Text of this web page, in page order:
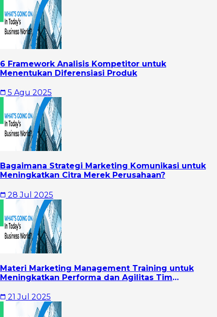
6 Framework Analisis Kompetitor untuk
Menentukan Diferensiasi Produk
5 Agu 2025
Bagaimana Strategi Marketing Komunikasi untuk
Meningkatkan Citra Merek Perusahaan?
28 Jul 2025
Materi Marketing Management Training untuk
Meningkatkan Performa dan Agilitas Tim
21 Jul 2025